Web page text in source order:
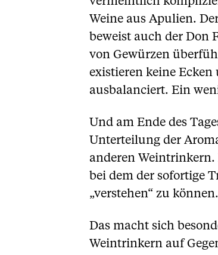
Weine aus Apulien.
beweist auch der Don
von Gewürzen
existieren keine Ecken
ausbalanciert. Ein
Und am Ende des
Unterteilung der
anderen
bei dem der sofortige
„verstehen“ zu können.
Das macht sich
Weintrinkern auf